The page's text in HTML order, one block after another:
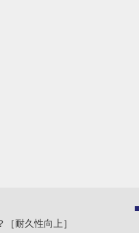
耐久性向上］